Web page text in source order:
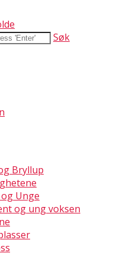
Søk
Bryllup
Unge
og ung voksen